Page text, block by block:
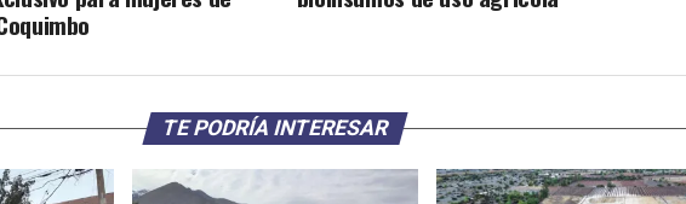
TE PODRÍA INTERESAR